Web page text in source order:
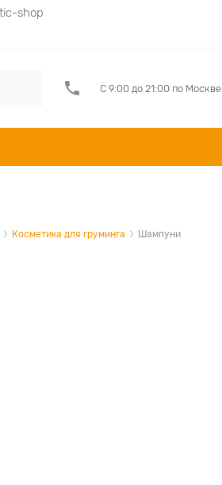
shop
С 9:00 до 21:00 по Москве
Косметика для груминга Шампуни